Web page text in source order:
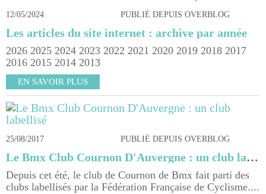
12/05/2024 PUBLIÉ DEPUIS OVERBLOG
Les articles du site internet : archive par année
2026 2025 2024 2023 2022 2021 2020 2019 2018 2017
2016 2015 2014 2013
EN SAVOIR PLUS
25/08/2017 PUBLIÉ DEPUIS OVERBLOG
Le Bmx Club Cournon D'Auvergne : un club labellisé
Depuis cet été, le club de Cournon de Bmx fait parti des
clubs labellisés par la Fédération Française de Cyclisme....